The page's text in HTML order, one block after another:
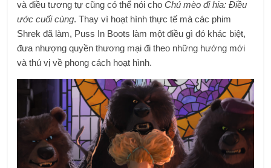
và điều tương tự cũng có thể nói choChú mèo đi hia: Điều
ước cuối cùng. Thay vì hoạt hình thực tế mà các phim
Shrek đã làm, Puss In Boots làm một điều gì đó khác biệt,
đưa nhượng quyền thương mại đi theo những hướng mới
và thú vị về phong cách hoạt hình.